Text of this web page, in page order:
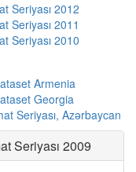
Seriyası 2012
Seriyası 2011
Seriyası 2010
Armenia
Georgia
Seriyası, Azərbaycan
Seriyası 2009